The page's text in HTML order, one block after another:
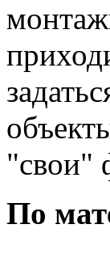
"свои"
По